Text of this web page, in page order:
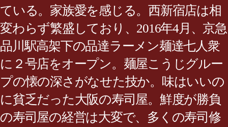
ている。家族愛を感じる。西新宿店は相
変わらず繁盛しており、2016年4月、京急
品川駅高架下の品達ラーメン麺達七人衆
に２号店をオープン。麺屋こうじグルー
プの懐の深さがなせた技か。味はいいの
に貧乏だった大阪の寿司屋。鮮度が勝負
の寿司屋の経営は大変で、多くの寿司修